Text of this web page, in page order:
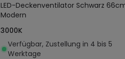
LED-Deckenventilator Schwarz
Modern
3000K
Verfügbar, Zustellung in 4 bis 5
Werktage